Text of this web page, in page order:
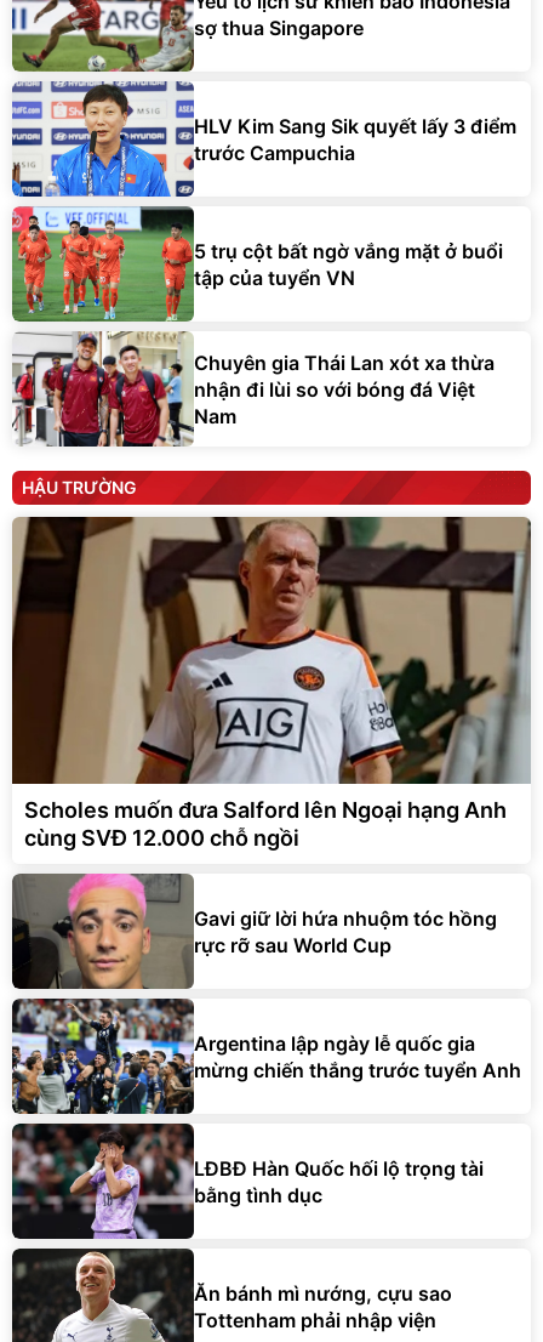
sợ thua Singapore
HLV Kim Sang Sik quyết lấy 3 điểm
trước Campuchia
5 trụ cột bất ngờ vắng mặt ở buổi
tập của tuyển VN
Chuyên gia Thái Lan xót xa thừa
nhận đi lùi so với bóng đá Việt
Nam
HẬU TRƯỜNG
Scholes muốn đưa Salford lên Ngoại hạng Anh
cùng SVĐ 12.000 chỗ ngồi
Gavi giữ lời hứa nhuộm tóc hồng
rực rỡ sau World Cup
Argentina lập ngày lễ quốc gia
mừng chiến thắng trước tuyển Anh
LĐBĐ Hàn Quốc hối lộ trọng tài
bằng tình dục
Ăn bánh mì nướng, cựu sao
Tottenham phải nhập viện